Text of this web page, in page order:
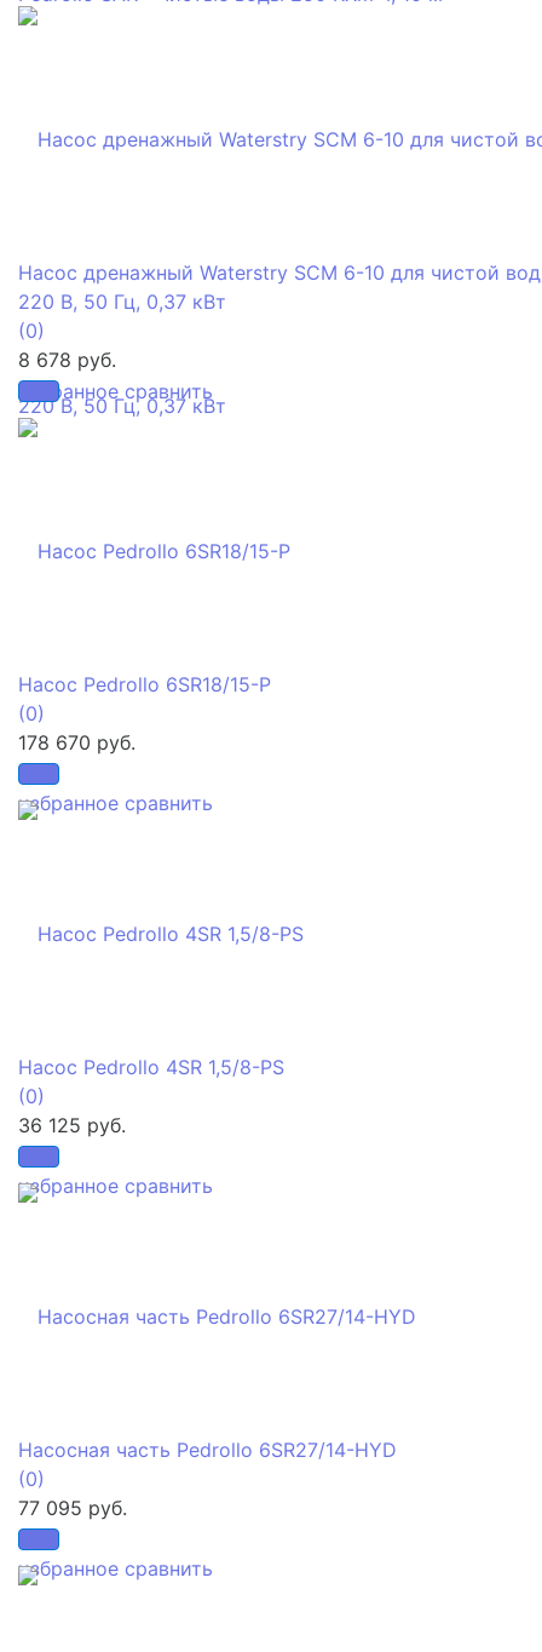
избранное сравнить
Насос дренажный Waterstry SCM 6-10 для чистой
220 В, 50 Гц, 0,37 кВт
(0)
8 678 руб.
избранное сравнить
Насос Pedrollo 6SR18/15-P
(0)
178 670 руб.
избранное сравнить
Насос Pedrollo 4SR 1,5/8-PS
(0)
36 125 руб.
избранное сравнить
Насосная часть Pedrollo 6SR27/14-HYD
(0)
77 095 руб.